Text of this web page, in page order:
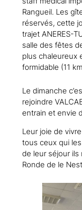
Rangueil. Les
réservés, cette
trajet ANERES-
salle des fêtes
plus chaleureux
formidable (11
Le dimanche
rejoindre
entrain et envie
Leur joie de
tous ceux qui
de leur séjour ils
Ronde de le